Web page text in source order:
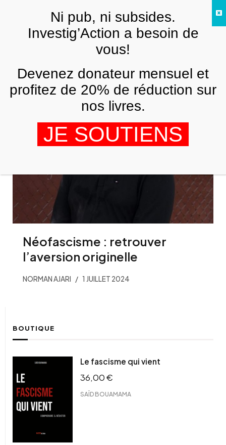
Néofascisme : retrouver
l’aversion originelle
NORMAN AJARI 1 JUILLET 2024
BOUTIQUE
Le fascisme qui vient
36,00€
SAÏD BOUAMAMA
FRNi pub, ni subsides.
Investig’Action a besoin de
vous!
Devenez donateur mensuel et
profitez de 20% de réduction sur
nos livres.
JE SOUTIENS